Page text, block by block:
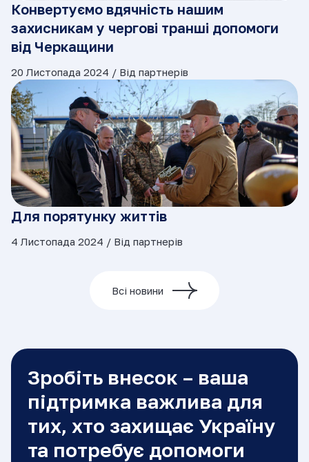
Конвертуємо вдячність нашим
захисникам у чергові транші допомоги
від Черкащини
20 Листопада 2024 / Від партнерів
Для порятунку життів
4 Листопада 2024 / Від партнерів
Всі новини
Зробіть внесок – ваша
підтримка важлива для
тих, хто захищає Україну
та потребує допомоги